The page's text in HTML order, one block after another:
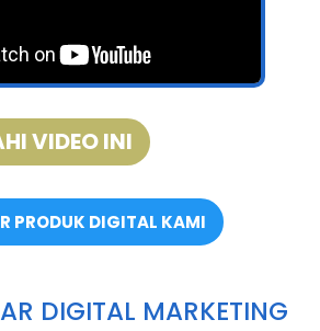
VIDEO INI
PRODUK DIGITAL KAMI
DIGITAL MARKETING